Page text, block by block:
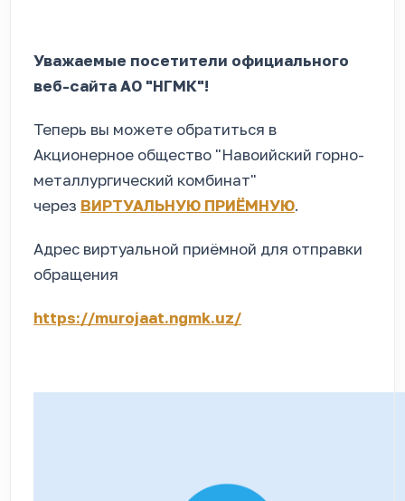
Уважаемые посетители официального
веб-сайта АО "НГМК"!
Теперь вы можете обратиться в
Акционерное общество "Навоийский горно-
металлургический комбинат"
через ВИРТУАЛЬНУЮ ПРИЁМНУЮ.
Адрес виртуальной приёмной для отправки
обращения
https://murojaat.ngmk.uz/